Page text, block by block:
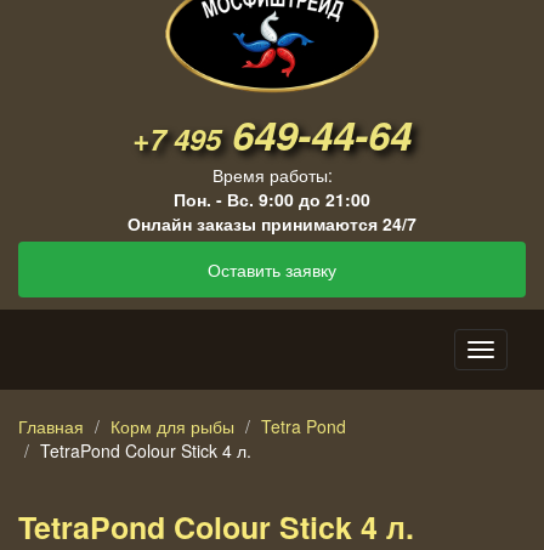
+7 495649-44-64
Время работы:
Пон. - Вс. 9:00 до 21:00
Онлайн заказы принимаются 24/7
Оставить заявку
Главная Корм для рыбы
Tetra Pond
TetraPond Colour Stick 4 л.
TetraPond Colour Stick 4 л.